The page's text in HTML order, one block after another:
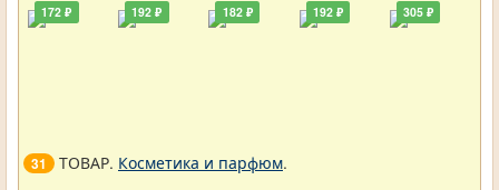
172 ₽ 192 ₽ 182 ₽ 192 ₽ 305 ₽
31 ТОВАР. Косметика и парфюм.